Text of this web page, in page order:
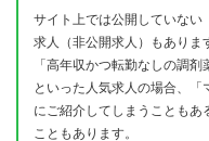
サイト上では公開していない
求人（非公開求人）もありま
「高年収かつ転勤なしの調
といった人気求人の場合、
にご紹介してしまうことも
こともあります。